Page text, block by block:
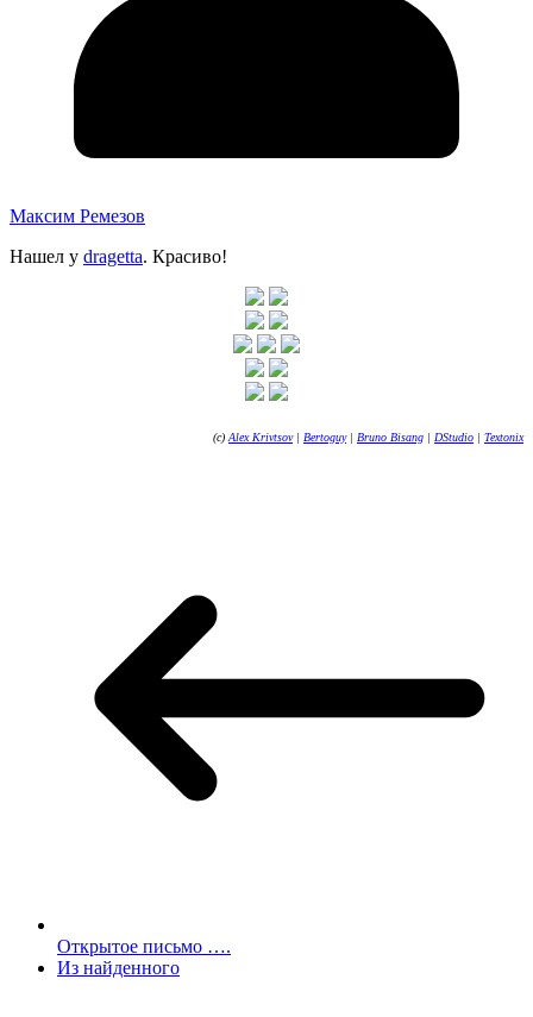
Максим Ремезов
Нашел у dragetta. Красиво!
(с) Alex Krivtsov| Bertoguy| Bruno Bisang | DStudio | Textonix
Открытое письмо ….
Из найденного